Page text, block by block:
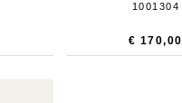
1001304
€ 170,00